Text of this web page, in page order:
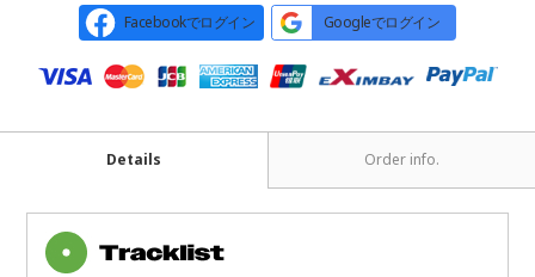
Facebookでログイン Googleでログイン
Details Order info.